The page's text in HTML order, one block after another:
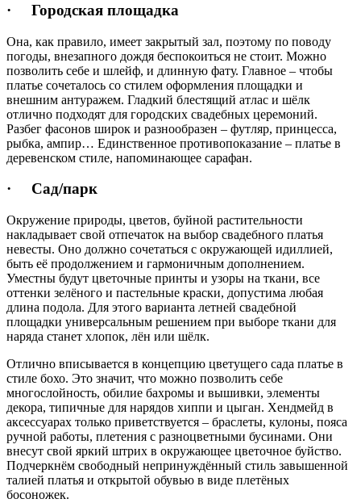
· Городская площадка
Она, как правило, имеет закрытый зал, поэтому по поводу
погоды, внезапного дождя беспокоиться не стоит. Можно
позволить себе и шлейф, и длинную фату. Главное – чтобы
платье сочеталось со стилем оформления площадки и
внешним антуражем. Гладкий блестящий атлас и шёлк
отлично подходят для городских свадебных церемоний.
Разбег фасонов широк и разнообразен – футляр, принцесса,
рыбка, ампир… Единственное противопоказание – платье в
деревенском стиле, напоминающее сарафан.
· Сад/парк
Окружение природы, цветов, буйной растительности
накладывает свой отпечаток на выбор свадебного платья
невесты. Оно должно сочетаться с окружающей идиллией,
быть её продолжением и гармоничным дополнением.
Уместны будут цветочные принты и узоры на ткани, все
оттенки зелёного и пастельные краски, допустима любая
длина подола. Для этого варианта летней свадебной
площадки универсальным решением при выборе ткани для
наряда станет хлопок, лён или шёлк.
Отлично вписывается в концепцию цветущего сада платье в
стиле бохо. Это значит, что можно позволить себе
многослойность, обилие бахромы и вышивки, элементы
декора, типичные для нарядов хиппи и цыган. Хендмейд в
аксессуарах только приветствуется – браслеты, кулоны, пояса
ручной работы, плетения с разноцветными бусинами. Они
внесут свой яркий штрих в окружающее цветочное буйство.
Подчеркнём свободный непринуждённый стиль завышенной
талией платья и открытой обувью в виде плетёных
босоножек.